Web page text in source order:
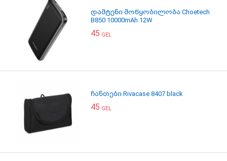
დამტენი მოწყობილობა Choetech
B850 10000mAh 12W
45 GEL
ჩანთები Rivacase 8407 black
45 GEL